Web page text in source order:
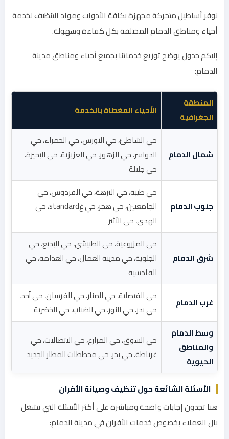
نوفر أساطيل متحركة مجهزة بكافة الأدوات ومواد التنظيف لخدمة
أحياء ومناطق الدمام المختلفة بكل كفاءة وسهولة.
إليكم جدول يوضح توزيع خدماتنا بجميع أحياء ومناطق مدينة
الدمام:
المنطقة
الجغرافية
الأحياء المغطاة بالخدمة
شمال الدمام
حي الشاطئ، حي النورس، حي الحمراء، حي
الدواسر، حي الزهور، حي العزيزية، حي البحيرة،
حي جلالة
جنوب الدمام
حي طيبة، حي النزهة، حي الفردوس، حي
الجامعيين، حي هجر، حي غstandard، حي
الهدى، حي الأثير
شرق الدمام
حي المزروعية، حي الطبيشي، حي البديع، حي
الجلوية، حي مدينة العمال، حي العدامة، حي
القادسية
غرب الدمام
حي الفيصلية، حي المنار، حي الفرسان، حي أحد،
حي بدر، حي النور، حي الضباب، حي الخضرية
وسط الدمام
والمناطق
الحيوية
حي السوق، حي المزارع، حي الاتصالات، حي
غرناطة، حي بدر، حي مخططات المطار الجديد
الأسئلة الشائعة حول تنظيف وصيانة الأفران
هنا تجدون إجابات واضحة ومباشرة على أكثر الأسئلة التي تشغل
بال العملاء بخصوص خدمات الأفران في مدينة الدمام: